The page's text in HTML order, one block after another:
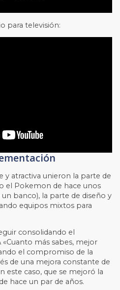
para televisión:
y atractiva unieron la parte de
el Pokemon de hace unos
banco), la parte de diseño y
equipos mixtos para
consolidando el
más sabes, mejor
el compromiso de la
de una mejora constante de
este caso, que se mejoró la
hace un par de años.